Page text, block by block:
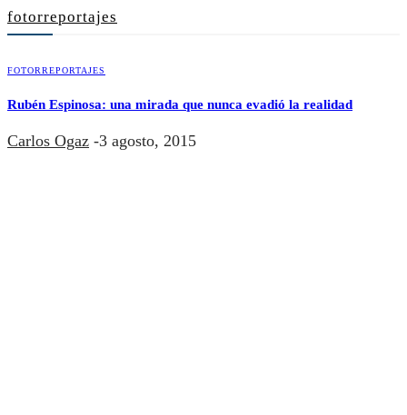
fotorreportajes
FOTORREPORTAJES
Rubén Espinosa: una mirada que nunca evadió la realidad
Carlos Ogaz -3 agosto, 2015